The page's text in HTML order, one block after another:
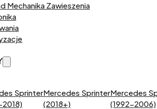
Mechanika Zawieszenia
SprinterMercedes Sprinter
(2018+)
Mercedes
(1992-2006)